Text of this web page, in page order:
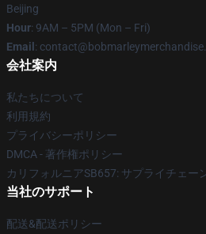
Beijing
Hour: 9AM – 5PM (Mon – Fri)
Email :
会社案内
私たちについて
利用規約
プライバシーポリシー
DMCA - 著作権ポリシー
カリフォルニアSB657: サプライチェー
当社のサポート
配送&配送ポリシー